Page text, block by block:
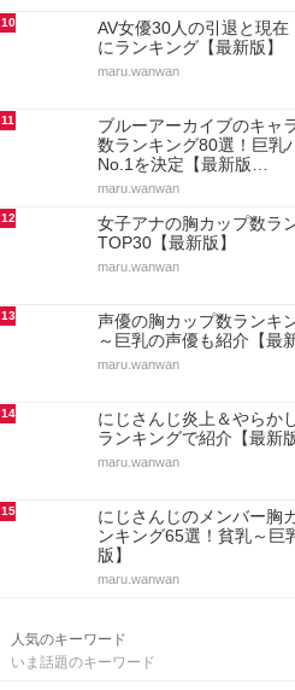
10
AV女優30人の引退と現在
にランキング【最新版】
maru.wanwan
11
ブルーアーカイブのキャ
数ランキング80選！巨乳
No.1を決定【最新版…
maru.wanwan
12
女子アナの胸カップ数ラ
TOP30【最新版】
maru.wanwan
13
声優の胸カップ数ランキ
～巨乳の声優も紹介【最
maru.wanwan
14
にじさんじ炎上＆やらか
ランキングで紹介【最新版
maru.wanwan
15
にじさんじのメンバー胸
ンキング65選！貧乳～巨
版】
maru.wanwan
人気のキーワード
いま話題のキーワード